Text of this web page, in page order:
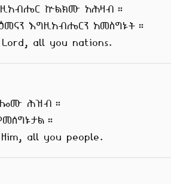
ኵልክሙ አሕዛብ።
እግዚአብሔርን አመስግኑት።
all you nations.
ሕዝብ።
all you people.